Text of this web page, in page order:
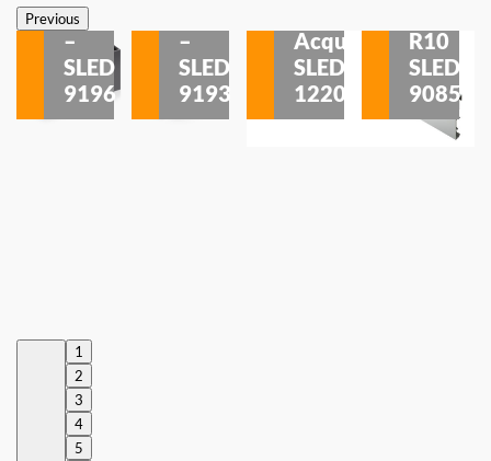
PreviousSobrepor
–
SLED
9196
–
SLED
9193
Acqua
SLED
1220
R10
SLED
9085
1
2
3
4
5